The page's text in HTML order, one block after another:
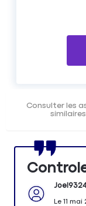
Consulter les
similaires
Le 11 mai